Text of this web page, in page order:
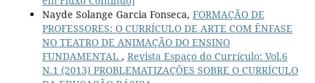
Nayde Solange Garcia Fonseca, FORMAÇÃO DE
PROFESSORES: O CURRÍCULO DE ARTE COM ÊNFASE
NO TEATRO DE ANIMAÇÃO DO ENSINO
FUNDAMENTAL , Revista Espaço do Currículo: Vol.6
N.1 (2013) PROBLEMATIZAÇÕES SOBRE O CURRÍCULO